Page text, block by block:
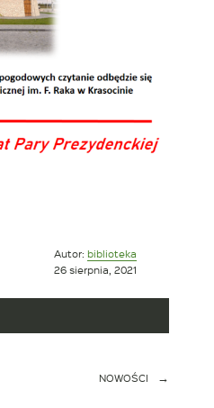
Autor: biblioteka
26 sierpnia, 2021
NOWOŚCI